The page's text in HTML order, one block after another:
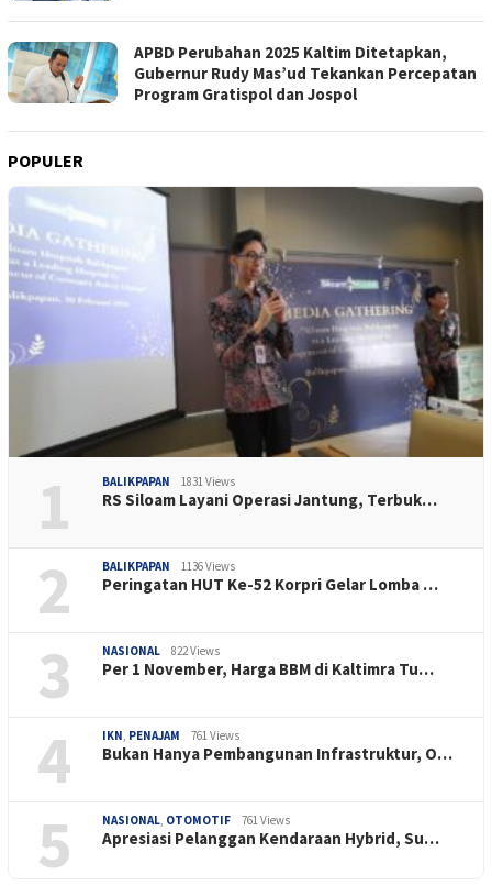
APBD Perubahan 2025 Kaltim Ditetapkan,
Gubernur Rudy Mas’ud Tekankan Percepatan
Program Gratispol dan Jospol
POPULER
1 BALIKPAPAN 1831 Views
RS Siloam Layani Operasi Jantung, Terbuk…
2 BALIKPAPAN 1136 Views
Peringatan HUT Ke-52 Korpri Gelar Lomba …
3 NASIONAL 822 Views
Per 1 November, Harga BBM di Kaltimra Tu…
4 IKN, PENAJAM 761 Views
Bukan Hanya Pembangunan Infrastruktur, O…
5 NASIONAL, OTOMOTIF 761 Views
Apresiasi Pelanggan Kendaraan Hybrid, Su…